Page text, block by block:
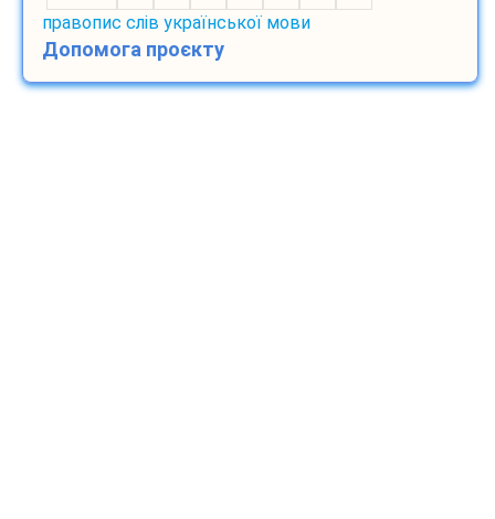
правопис слів української мови
Допомога проєкту